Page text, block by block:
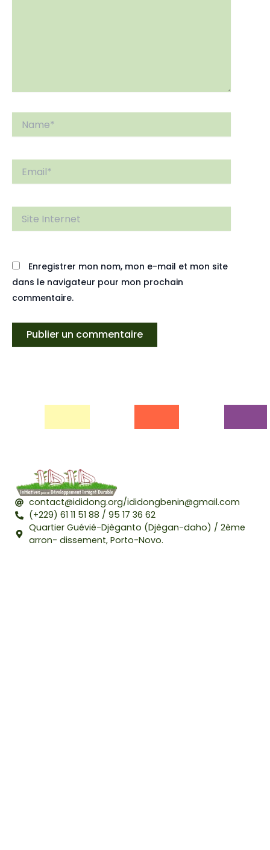
Internet
Enregistrer mon nom, mon e-mail et mon site
dans le navigateur pour mon prochain
commentaire.
contact@ididong.org/ididongbenin@gmail.com
(+229) 61 11 51 88 / 95 17 36 62
Quartier Guévié-Djèganto (Djègan-daho) / 2ème
arron- dissement, Porto-Novo.